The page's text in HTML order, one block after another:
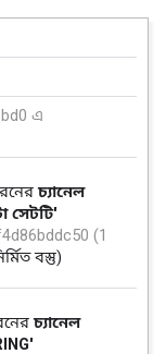
এ
চ্যানেল
সেটটি'
(1
বস্তু)
চ্যানেল